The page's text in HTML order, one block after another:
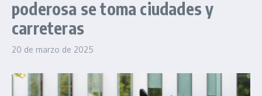
poderosa se toma ciudades y
carreteras
20 de marzo de 2025